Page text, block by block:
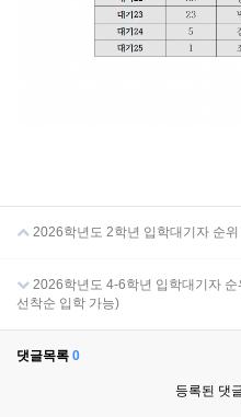
2026학년도 2학년 입학대기자 순
2026학년도 4-6학년 입학대기자
선착순 입학 가능)
댓글목록 0
등록된 댓